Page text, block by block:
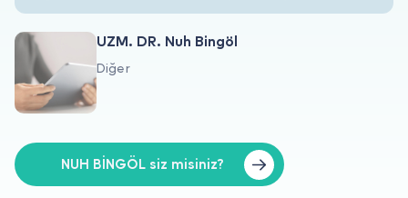
Hakkımızda
Doktorlar için
UZM. DR. Nuh Bingöl
Diğer
NUH BİNGÖL siz misiniz?